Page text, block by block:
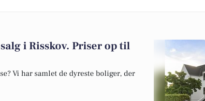
i Risskov. Priser op til
Vi har samlet de dyreste boliger, der